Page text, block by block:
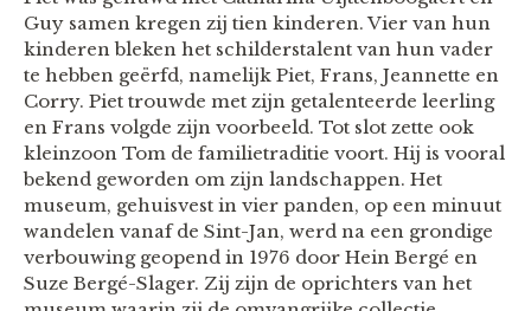
Guy samen kregen zij tien kinderen. Vier van hun
kinderen bleken het schilderstalent van hun vader
te hebben geërfd, namelijk Piet, Frans, Jeannette en
Corry. Piet trouwde met zijn getalenteerde leerling
en Frans volgde zijn voorbeeld. Tot slot zette ook
kleinzoon Tom de familietraditie voort. Hij is vooral
bekend geworden om zijn landschappen. Het
museum, gehuisvest in vier panden, op een minuut
wandelen vanaf de Sint-Jan, werd na een grondige
verbouwing geopend in 1976 door Hein Bergé en
Suze Bergé-Slager. Zij zijn de oprichters van het